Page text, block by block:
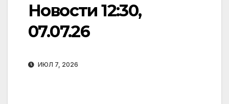
Новости 12:30,
07.07.26
ИЮЛ 7, 2026